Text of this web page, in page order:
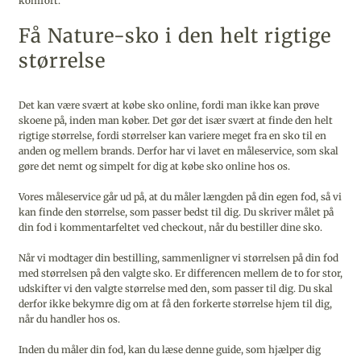
Få Nature-sko i den helt rigtige
størrelse
Det kan være svært at købe sko online, fordi man ikke kan prøve
skoene på, inden man køber. Det gør det især svært at finde den helt
rigtige størrelse, fordi størrelser kan variere meget fra en sko til en
anden og mellem brands. Derfor har vi lavet en måleservice, som skal
gøre det nemt og simpelt for dig at købe sko online hos os.
Vores måleservice går ud på, at du måler længden på din egen fod, så vi
kan finde den størrelse, som passer bedst til dig. Du skriver målet på
din fod i kommentarfeltet ved checkout, når du bestiller dine sko.
Når vi modtager din bestilling, sammenligner vi størrelsen på din fod
med størrelsen på den valgte sko. Er differencen mellem de to for stor,
udskifter vi den valgte størrelse med den, som passer til dig. Du skal
derfor ikke bekymre dig om at få den forkerte størrelse hjem til dig,
når du handler hos os.
Inden du måler din fod, kan du læse denne guide, som hjælper dig